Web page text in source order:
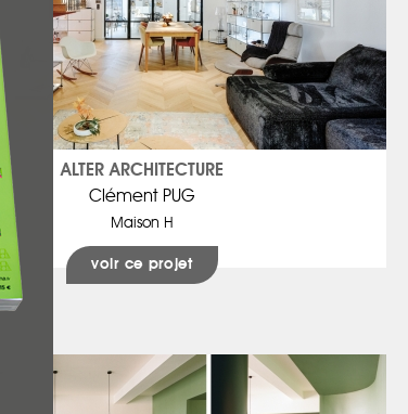
ALTER ARCHITECTURE
Clément PUG
Maison H
voir ce projet